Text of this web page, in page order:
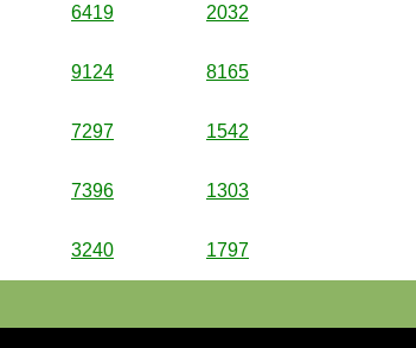
6419 2032
9124 8165
7297 1542
7396 1303
3240 1797